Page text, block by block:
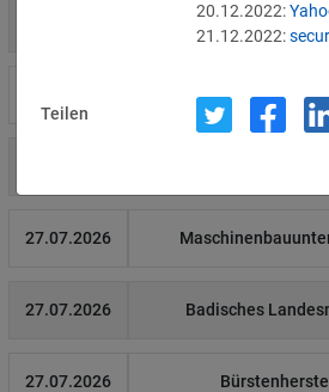
27.07.2026
27.07.2026 Badisches
27.07.2026
20.12.2022:
21.12.2022:
Teilen